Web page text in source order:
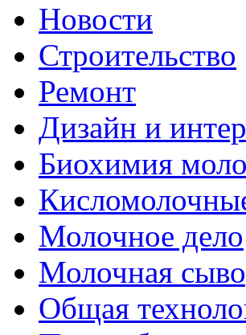
Новости
Строительство
Ремонт
Дизайн и
Биохимия
Молочное дело
Молочная
Общая